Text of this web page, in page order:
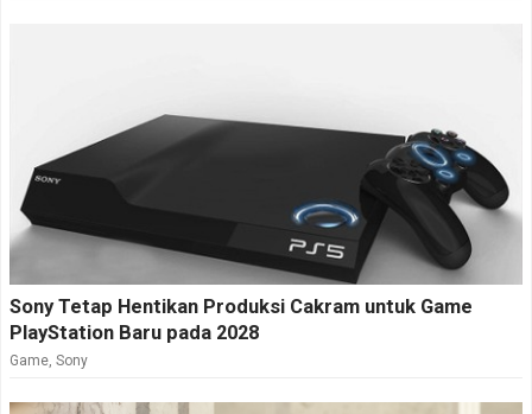
Sony Tetap Hentikan Produksi Cakram untuk Game
PlayStation Baru pada 2028
Game Sony